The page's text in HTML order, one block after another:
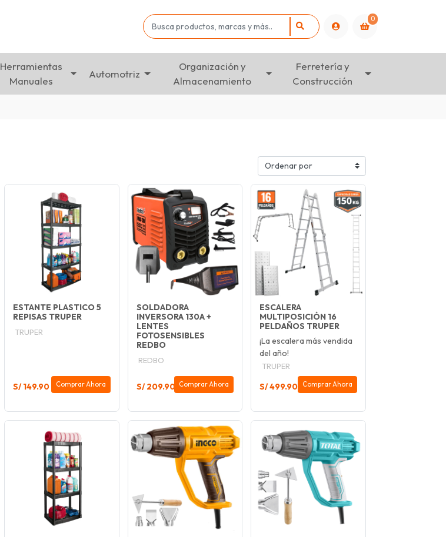
0
Herramientas
Manuales
Automotriz
Organización y
Almacenamiento
Ferretería y
Construcción
ESTANTE PLASTICO 5
REPISAS TRUPER
TRUPER
S/ 149.90 Comprar Ahora
SOLDADORA
INVERSORA 130A +
LENTES
FOTOSENSIBLES
REDBO
REDBO
S/ 209.90 Comprar Ahora
ESCALERA
MULTIPOSICIÓN 16
PELDAÑOS TRUPER
¡La escalera más vendida
del año!
TRUPER
S/ 499.90 Comprar Ahora